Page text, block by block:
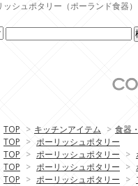
ッシュポタリー（ポーランド食器
TOP > キッチンアイテム > 食器
TOP > ポーリッシュポタリー
TOP > ポーリッシュポタリー >
TOP > ポーリッシュポタリー >
TOP > ポーリッシュポタリー >